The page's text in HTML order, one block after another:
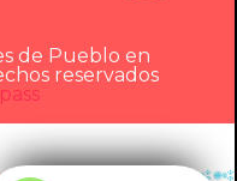
de Pueblo en
reservados